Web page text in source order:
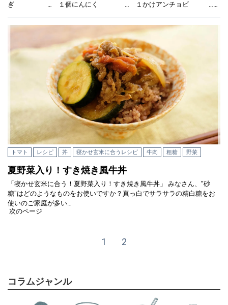
ぎ … １個にんにく … １かけアンチョビ ……
トマト レシピ 丼 寝かせ玄米に合うレシピ 牛肉 粗糖 野菜
夏野菜入り！すき焼き風牛丼
「寝かせ玄米に合う！夏野菜入り！すき焼き風牛丼」 みなさん、"砂
糖"はどのようなものをお使いですか？真っ白でサラサラの精白糖をお
使いのご家庭が多い…
次のページ
1 2
コラムジャンル